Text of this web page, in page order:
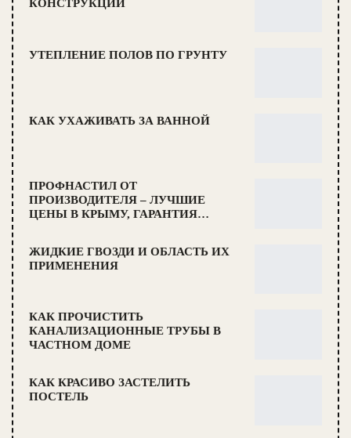
КОНСТРУКЦИЙ
УТЕПЛЕНИЕ ПОЛОВ ПО ГРУНТУ
КАК УХАЖИВАТЬ ЗА ВАННОЙ
ПРОФНАСТИЛ ОТ
ПРОИЗВОДИТЕЛЯ – ЛУЧШИЕ
ЦЕНЫ В КРЫМУ, ГАРАНТИЯ…
ЖИДКИЕ ГВОЗДИ И ОБЛАСТЬ ИХ
ПРИМЕНЕНИЯ
КАК ПРОЧИСТИТЬ
КАНАЛИЗАЦИОННЫЕ ТРУБЫ В
ЧАСТНОМ ДОМЕ
КАК КРАСИВО ЗАСТЕЛИТЬ
ПОСТЕЛЬ